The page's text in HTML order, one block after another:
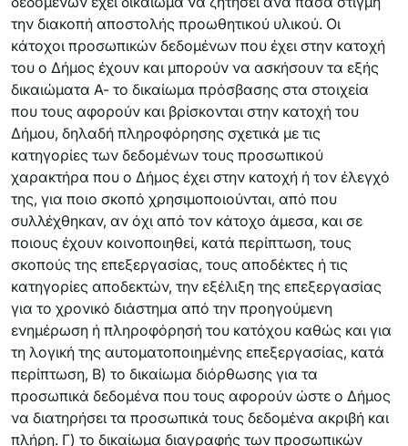
την διακοπή αποστολής προωθητικού υλικού. Οι
κάτοχοι προσωπικών δεδομένων που έχει στην κατοχή
του ο Δήμος έχουν και μπορούν να ασκήσουν τα εξής
δικαιώματα Α- το δικαίωμα πρόσβασης στα στοιχεία
που τους αφορούν και βρίσκονται στην κατοχή του
Δήμου, δηλαδή πληροφόρησης σχετικά με τις
κατηγορίες των δεδομένων τους προσωπικού
χαρακτήρα που ο Δήμος έχει στην κατοχή ή τον έλεγχό
της, για ποιο σκοπό χρησιμοποιούνται, από που
συλλέχθηκαν, αν όχι από τον κάτοχο άμεσα, και σε
ποιους έχουν κοινοποιηθεί, κατά περίπτωση, τους
σκοπούς της επεξεργασίας, τους αποδέκτες ή τις
κατηγορίες αποδεκτών, την εξέλιξη της επεξεργασίας
για το χρονικό διάστημα από την προηγούμενη
ενημέρωση ή πληροφόρησή του κατόχου καθώς και για
τη λογική της αυτοματοποιημένης επεξεργασίας, κατά
περίπτωση, Β) το δικαίωμα διόρθωσης για τα
προσωπικά δεδομένα που τους αφορούν ώστε ο Δήμος
να διατηρήσει τα προσωπικά τους δεδομένα ακριβή και
πλήρη. Γ) το δικαίωμα διαγραφής των προσωπικών